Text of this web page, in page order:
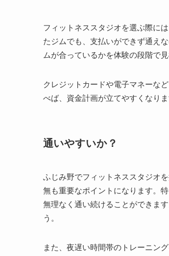
フィットネススタジオを選ぶ際に
たジムでも、支払いができず通え
ムが合っているかを体験の段階で見
クレジットカードや電子マネーな
べば、資金計画が立てやすくなりま
通いやすいか？
ふじみ野でフィットネススタジオ
無も重要なポイントになります。
無理なく通い続けることができま
う。
また、夜遅い時間帯のトレーニン